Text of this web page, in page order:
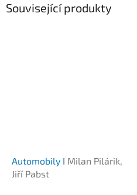
Související produkty
Automobily I Milan Pilárik,
Jiří Pabst